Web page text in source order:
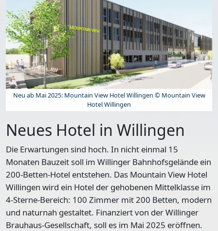
Neu ab Mai 2025: Mountain View Hotel Willingen © Mountain View
Hotel Willingen
Neues Hotel in Willingen
Die Erwartungen sind hoch. In nicht einmal 15
Monaten Bauzeit soll im Willinger Bahnhofsgelände ein
200-Betten-Hotel entstehen. Das Mountain View Hotel
Willingen wird ein Hotel der gehobenen Mittelklasse im
4-Sterne-Bereich: 100 Zimmer mit 200 Betten, modern
und naturnah gestaltet. Finanziert von der Willinger
Brauhaus-Gesellschaft, soll es im Mai 2025 eröffnen.